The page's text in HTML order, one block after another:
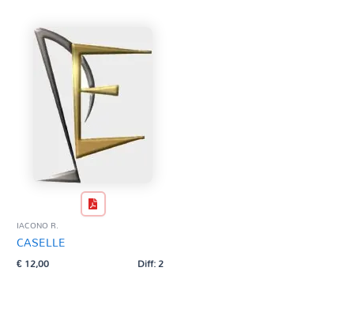
Clarinetto basso
Composizioni originali
Natale
QR base
QR esecuzione
Trascrizioni e Arrangiamenti
IACONO R.
CASELLE
€12,00 Diff: 2